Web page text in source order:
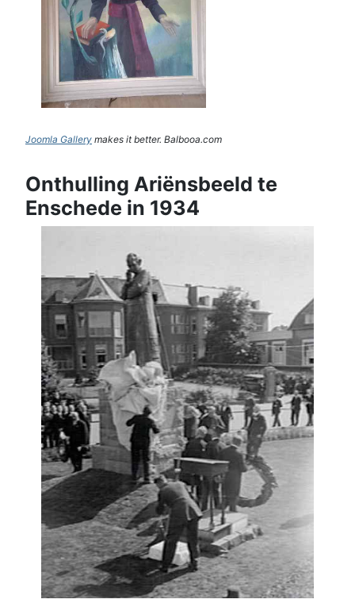
Joomla Gallery makes it better. Balbooa.com
Onthulling Ariënsbeeld te
Enschede in 1934